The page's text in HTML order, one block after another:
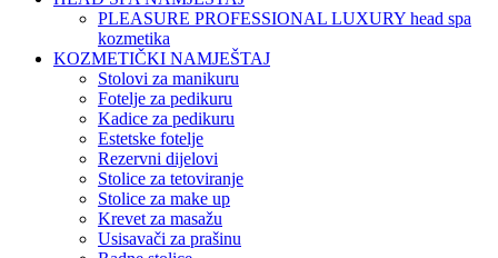
PLEASURE PROFESSIONAL LUXURY head spa
kozmetika
KOZMETIČKI NAMJEŠTAJ
Stolovi za manikuru
Fotelje za pedikuru
Kadice za pedikuru
Estetske fotelje
Rezervni dijelovi
Stolice za tetoviranje
Stolice za make up
Krevet za masažu
Usisavači za prašinu